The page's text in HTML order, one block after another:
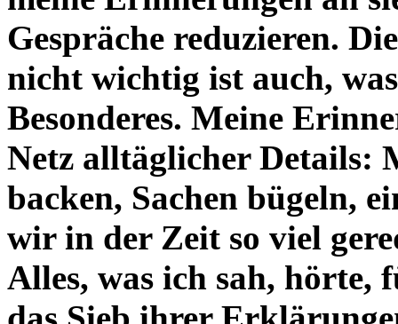
Gespräche reduzieren.
nicht wichtig ist auch,
Besonderes. Meine
Netz alltäglicher Details:
backen, Sachen bügeln,
wir in der Zeit so viel
Alles, was ich sah, hörte,